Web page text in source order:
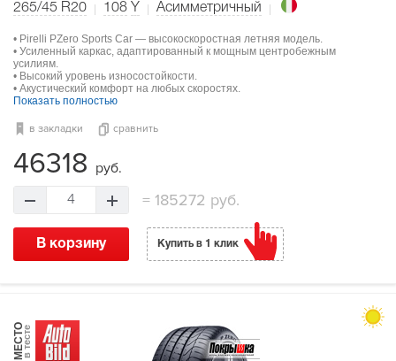
265/45 R20 108 Y Асимметричный
• Pirelli PZero Sports Car — высокоскоростная летняя модель.
• Усиленный каркас, адаптированный к мощным центробежным
усилиям.
• Высокий уровень износостойкости.
• Акустический комфорт на любых скоростях.
Показать полностью
в закладки сравнить
46318 руб.
4 =185272 руб.
В корзину Купить в 1 клик
МЕСТОв тесте